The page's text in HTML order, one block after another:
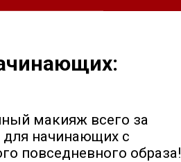
макияж всего за
для начинающих с
повседневного образа!